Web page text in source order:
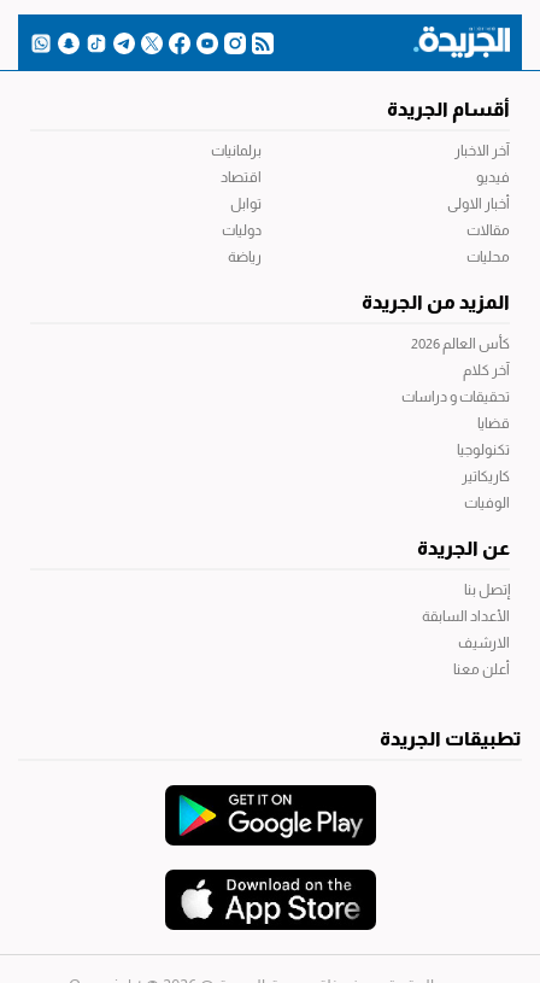
أقسام الجريدة
آخر الاخبار
فيديو
أخبار الاولى
مقالات
محليات
برلمانيات
اقتصاد
توابل
دوليات
رياضة
المزيد من الجريدة
كأس العالم 2026
آخر كلام
تحقيقات و دراسات
قضايا
تكنولوجيا
كاريكاتير
الوفيات
عن الجريدة
إتصل بنا
الأعداد السابقة
الارشيف
أعلن معنا
تطبيقات الجريدة